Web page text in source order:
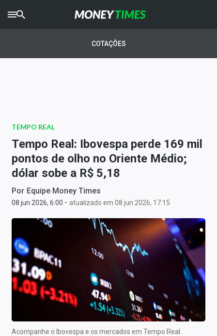
AGROTIMES
Newsletters
Money Trader
Anuncie
Últimas Notícias
Newsletters
Cotações
Comprar ou vender?
Carteiras Recomendadas
Central de Dividendos
Central de Fundos Imobiliários
COTAÇÕES
TEMPO REAL
Tempo Real: Ibovespa perde 169 mil
pontos de olho no Oriente Médio;
dólar sobe a R$ 5,18
Por Equipe Money Times
08 jun 2026, 6:00 - atualizado em 08 jun 2026, 17:15
Acompanhe o Ibovespa e os mercados em Tempo Real.